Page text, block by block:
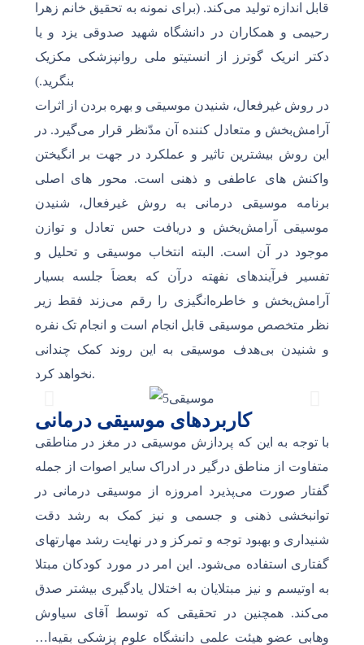
قابل اندازه تولید می‌کند. (برای نمونه به تحقیق خانم زهرا
رحیمی و همکاران در دانشگاه شهید صدوقی یزد و یا
دکتر انریک گوترز از انستیتو ملی روانپزشکی مکزیک
بنگرید.)
در روش غیرفعال، شنیدن موسیقی و بهره بردن از اثرات
آرامش‌بخش و متعادل کننده آن مدّنظر قرار می‌گیرد. در
این روش بیشترین تاثیر و عملکرد در جهت بر انگیختن
واکنش های عاطفی و ذهنی است. محور های اصلی
برنامه موسیقی درمانی به روش غیرفعال، شنیدن
موسیقی آرامش‌بخش و دریافت حس تعادل و توازن
موجود در آن است. البته انتخاب موسیقی و تحلیل و
تفسیر فرآیندهای نفهته درآن که بعضاَ جلسه بسیار
آرامش‌بخش و خاطره‌انگیزی را رقم می‌زند فقط زیر
نظر متخصص موسیقی قابل انجام است و انجام تک نفره
و شنیدن بی‌هدف موسیقی به این روند کمک چندانی
نخواهد کرد.
کاربردهای موسیقی درمانی
با توجه به این که پردازش موسیقی در مغز در مناطقی
متفاوت از مناطق درگیر در ادراک سایر اصوات از جمله
گفتار صورت می‌پذیرد امروزه از موسیقی درمانی در
توانبخشی ذهنی و جسمی و نیز کمک به رشد دقت
شنیداری و بهبود توجه و تمرکز و در نهایت رشد مهارتهای
گفتاری استفاده می‌شود. این امر در مورد کودکان مبتلا
به اوتیسم و نیز مبتلایان به اختلال یادگیری بیشتر صدق
می‌کند. همچنین در تحقیقی که توسط آقای سیاوش
وهابی عضو هیئت علمی دانشگاه علوم پزشکی بقیه‌ا…